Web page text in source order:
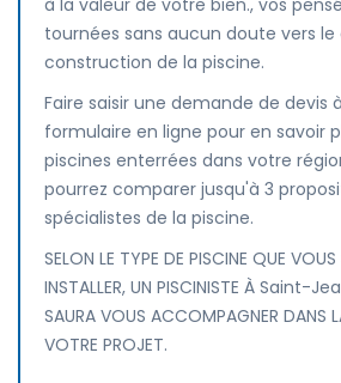
à la valeur de votre bien., vos
tournées sans aucun doute vers
construction de la piscine.
Faire saisir une demande de devis
formulaire en ligne pour en savoir
piscines enterrées dans votre
pourrez comparer jusqu'à 3
spécialistes de la piscine.
SELON LE TYPE DE PISCINE QUE
INSTALLER, UN PISCINISTE À Saint-
SAURA VOUS ACCOMPAGNER DANS
VOTRE PROJET.